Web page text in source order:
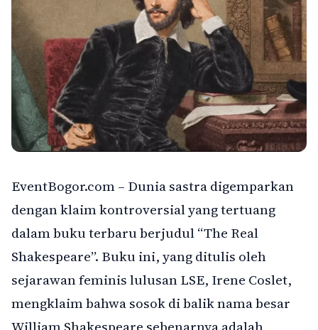
EventBogor.com – Dunia sastra digemparkan
dengan klaim kontroversial yang tertuang
dalam buku terbaru berjudul “The Real
Shakespeare”. Buku ini, yang ditulis oleh
sejarawan feminis lulusan LSE, Irene Coslet,
mengklaim bahwa sosok di balik nama besar